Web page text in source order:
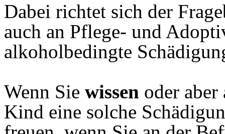
Dabei richtet sich der
auch an Pflege- und
alkoholbedingte
Wenn Sie wissen oder
Kind eine solche